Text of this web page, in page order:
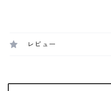
レビュー